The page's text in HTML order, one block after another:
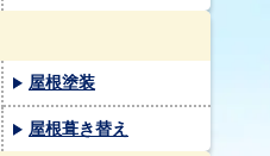
屋根塗装
屋根葺き替え